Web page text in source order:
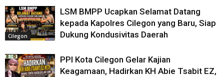
Cilegon
LSM BMPP Ucapkan Selamat Datang
kepada Kapolres Cilegon yang Baru, Siap
Dukung Kondusivitas Daerah
PPI Kota Cilegon Gelar Kajian
Keagamaan, Hadirkan KH Abie Tsabit EZ,